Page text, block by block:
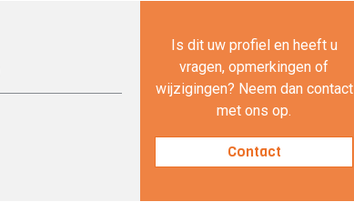
Is dit uw profiel en heeft u
vragen, opmerkingen of
wijzigingen? Neem dan contact
met ons op.
Contact